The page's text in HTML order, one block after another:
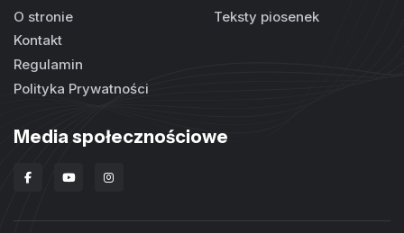
O stronie
Kontakt
Regulamin
Polityka Prywatności
Teksty piosenek
Media społecznościowe